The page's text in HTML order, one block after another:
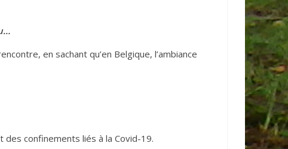
en sachant qu’en Belgique, l’ambiance
confinements liés à la Covid-19.